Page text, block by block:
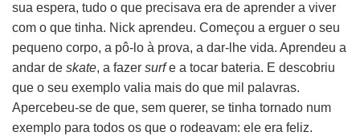
sua espera, tudo o que precisava era de aprender a viver
com o que tinha. Nick aprendeu. Começou a erguer o seu
pequeno corpo, a pô-lo à prova, a dar-lhe vida. Aprendeu a
andar de skate, a fazer surfe a tocar bateria. E descobriu
que o seu exemplo valia mais do que mil palavras.
Apercebeu-se de que, sem querer, se tinha tornado num
exemplo para todos os que o rodeavam: ele era feliz.